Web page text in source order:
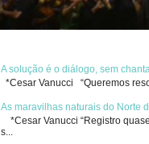
A solução é o diálogo, sem
*Cesar Vanucci “Queremos
As maravilhas naturais do Norte
*Cesar Vanucci “Registro
s...